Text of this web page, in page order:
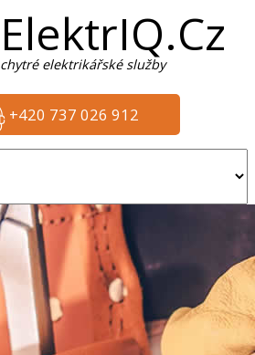
ElektrIQ.Cz
chytré elektrikářské služby
+420 737 026 912